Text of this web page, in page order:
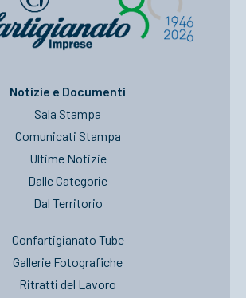
Notizie e Documenti
Sala Stampa
Comunicati Stampa
Ultime Notizie
Dalle Categorie
Dal Territorio
Confartigianato Tube
Gallerie Fotografiche
Ritratti del Lavoro